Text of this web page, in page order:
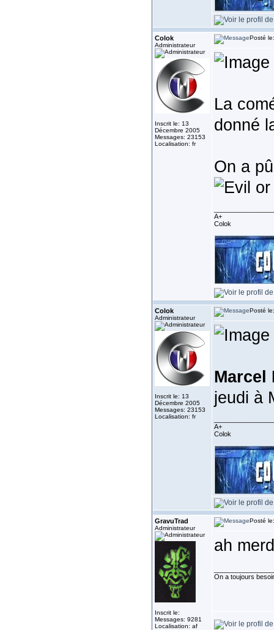
Colok
Administrateur
Inscrit le: 13
Décembre 2005
Messages: 23153
Localisation: fr
Posté
La
donné
On a
A+
Colok
Colok
Administrateur
Inscrit le: 13
Décembre 2005
Messages: 23153
Localisation: fr
Posté
Marcel
jeudi à
A+
Colok
GravuTrad
Administrateur
Inscrit le:
Messages: 9281
Localisation: af
Posté
ah
On a toujours